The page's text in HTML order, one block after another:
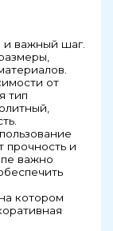
важный шаг.
от
тип
прочность и
важно
котором